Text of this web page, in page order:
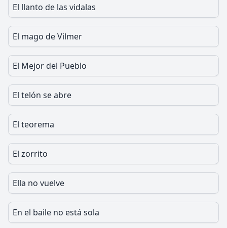
El llanto de las vidalas
El mago de Vilmer
El Mejor del Pueblo
El telón se abre
El teorema
El zorrito
Ella no vuelve
En el baile no está sola